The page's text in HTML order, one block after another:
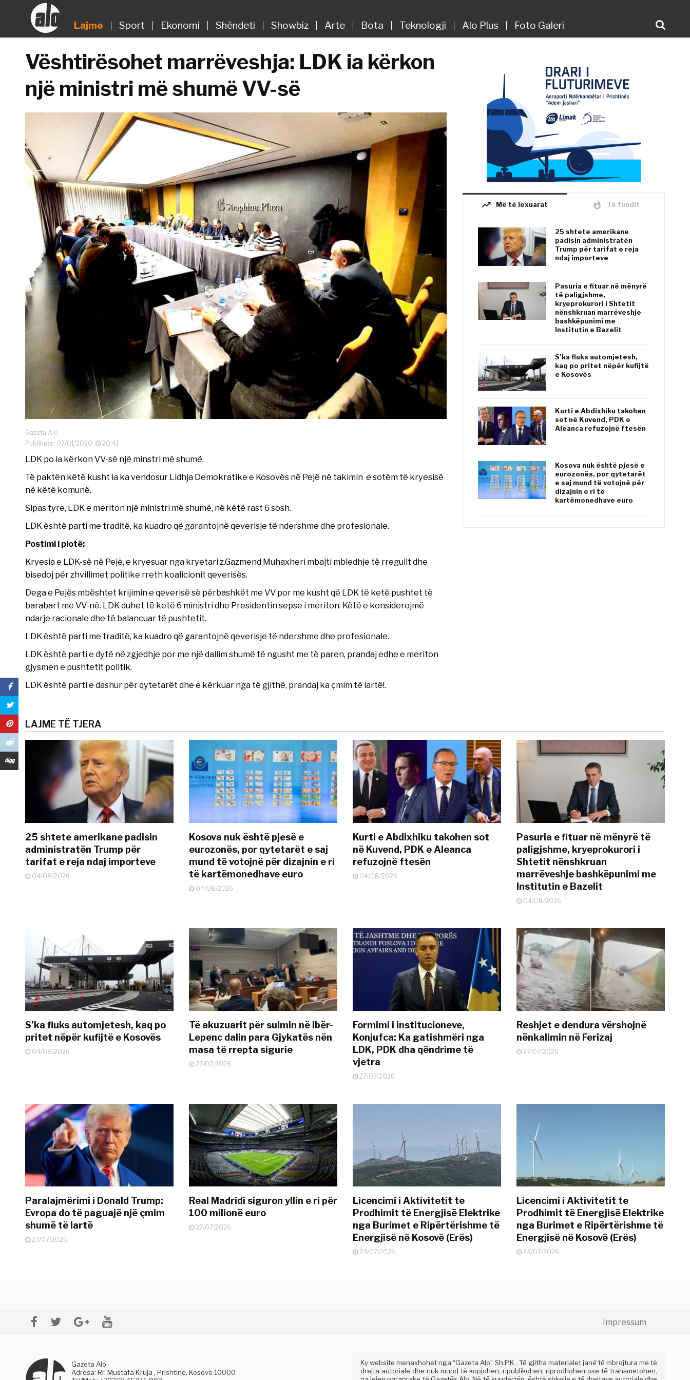
Lajme Sport Ekonomi Shëndeti Showbiz Arte Bota Teknologji Alo Plus Foto Galeri
Vështirësohet marrëveshja: LDK ia kërkon
një ministri më shumë VV-së
Gazeta Alo
Publikuar: 07/01/2020
20:41
LDK po ia kërkon VV-së një minstri më shumë.
Të paktën këtë kusht ia ka vendosur Lidhja Demokratike e Kosovës në Pejë në takimin e sotëm të kryesisë
në këtë komunë.
Sipas tyre, LDK e meriton një ministri më shumë, në këtë rast 6 sosh.
LDK është parti me traditë, ka kuadro që garantojnë qeverisje të ndershme dhe profesionale.
Postimi i plotë:
Kryesia e LDK-së në Pejē, e kryesuar nga kryetari z.Gazmend Muhaxheri mbajti mbledhje të rregullt dhe
bisedoj për zhvillimet politike rreth koalicionit qeverisës.
Dega e Pejës mbështet krijimin e qeverisë së përbashkët me VV por me kusht që LDK të ketë pushtet të
barabart me VV-në. LDK duhet tē ketë 6 ministri dhe Presidentin sepse i meriton. Këtë e konsiderojmë
ndarje racionale dhe të balancuar të pushtetit.
LDK është parti me traditë, ka kuadro që garantojnë qeverisje të ndershme dhe profesionale.
LDK është parti e dytë në zgjedhje por me një dallim shumë të ngusht me të paren, prandaj edhe e meriton
gjysmen e pushtetit politik.
LDK është parti e dashur për qytetarët dhe e kërkuar nga të gjithë, prandaj ka çmim të lartë!.
trending_up Më të lexuarat whatshot Të fundit
25 shtete amerikane
padisin administratën
Trump për tarifat e reja
ndaj importeve
Pasuria e fituar në mënyrë
të paligjshme,
kryeprokurori i Shtetit
nënshkruan marrëveshje
bashkëpunimi me
Institutin e Bazelit
S’ka fluks automjetesh,
kaq po pritet nëpër kufijtë
e Kosovës
Kurti e Abdixhiku takohen
sot në Kuvend, PDK e
Aleanca refuzojnë ftesën
Kosova nuk është pjesë e
eurozonës, por qytetarët
e saj mund të votojnë për
dizajnin e ri të
kartëmonedhave euro
LAJME TË TJERA
25 shtete amerikane padisin
administratën Trump për
tarifat e reja ndaj importeve
04/08/2026
Kosova nuk është pjesë e
eurozonës, por qytetarët e saj
mund të votojnë për dizajnin e ri
të kartëmonedhave euro
04/08/2026
Kurti e Abdixhiku takohen sot
në Kuvend, PDK e Aleanca
refuzojnë ftesën
04/08/2026
Pasuria e fituar në mënyrë të
paligjshme, kryeprokurori i
Shtetit nënshkruan
marrëveshje bashkëpunimi me
Institutin e Bazelit
04/08/2026
S’ka fluks automjetesh, kaq po
pritet nëpër kufijtë e Kosovës
04/08/2026
Të akuzuarit për sulmin në Ibër-
Lepenc dalin para Gjykatës nën
masa të rrepta sigurie
27/07/2026
Formimi i institucioneve,
Konjufca: Ka gatishmëri nga
LDK, PDK dha qëndrime të
vjetra
27/07/2026
Reshjet e dendura vërshojnë
nënkalimin në Ferizaj
27/07/2026
Paralajmërimi i Donald Trump:
Evropa do të paguajë një çmim
shumë të lartë
27/07/2026
Real Madridi siguron yllin e ri për
100 milionë euro
27/07/2026
Licencimi i Aktivitetit te
Prodhimit të Energjisë Elektrike
nga Burimet e Ripërtërishme të
Energjisë në Kosovë (Erës)
23/07/2026
Licencimi i Aktivitetit te
Prodhimit të Energjisë Elektrike
nga Burimet e Ripërtërishme të
Energjisë në Kosovë (Erës)
23/07/2026
Impressum
Gazeta Alo
Adresa: Rr. Mustafa Kruja , Prishtinë, Kosovë 10000
Ky website menaxhohet nga “Gazeta Alo” Sh.P.K . Të gjitha materialet janë të mbrojtura me të
drejta autoriale dhe nuk mund të kopjohen, ripublikohen, riprodhohen ose të transmetohen,